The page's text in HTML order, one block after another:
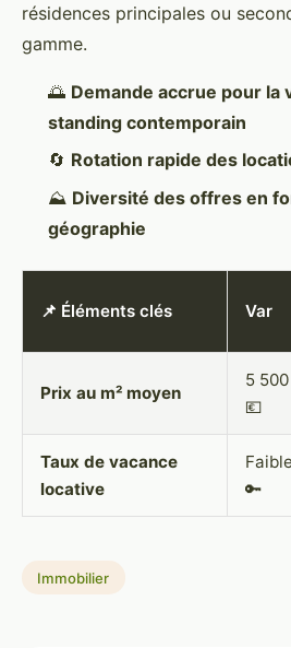
résidences principales ou
gamme.
🌅 Demande accrue pour la
standing contemporain
🔄 Rotation rapide des
⛰ Diversité des offres en
géographie
📌 Éléments clés Var
Prix au m² moyen
5
💶
Taux de vacance
locative
Faible
🔑
Immobilier